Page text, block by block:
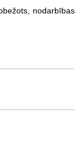
nodarbības